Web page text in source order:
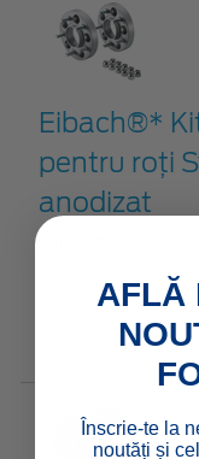
Eibach®*
pentru roți
anodizat
AFLĂ
Înscrie-te la
noutăți și